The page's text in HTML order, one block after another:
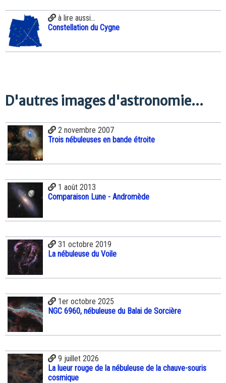
à lire aussi...
Constellation du Cygne
D'autres images d'astronomie...
2 novembre 2007
Trois nébuleuses en bande étroite
1 août 2013
Comparaison Lune - Andromède
31 octobre 2019
La nébuleuse du Voile
1er octobre 2025
NGC 6960, nébuleuse du Balai de Sorcière
9 juillet 2026
La lueur rouge de la nébuleuse de la chauve-souris
cosmique